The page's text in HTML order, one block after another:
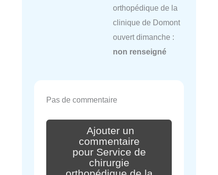
orthopédique de la
clinique de Domont
ouvert dimanche :
non renseigné
Pas de commentaire
Ajouter un
commentaire
pour Service de
chirurgie